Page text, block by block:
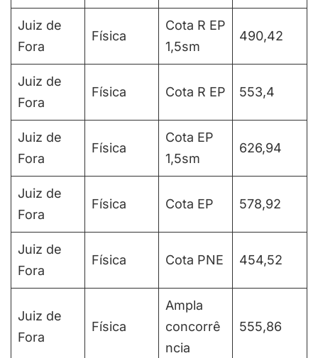
Juiz de
Fora
Física
Cota R EP
1,5sm
490,42
Juiz de
Fora
Física Cota R EP 553,4
Juiz de
Fora
Física
Cota EP
1,5sm
626,94
Juiz de
Fora
Física Cota EP 578,92
Juiz de
Fora
Física Cota PNE 454,52
Juiz de
Fora
Física
Ampla
concorrê
ncia
555,86